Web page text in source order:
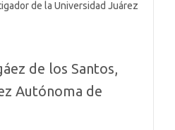
de la Universidad Juárez
de los Santos,
Autónoma de